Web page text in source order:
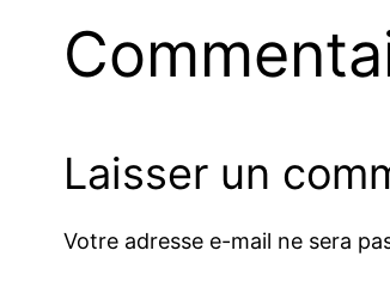
Laisser un
Votre adresse e-mail ne sera